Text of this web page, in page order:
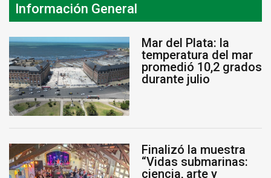
Información General
Mar del Plata: la
temperatura del mar
promedió 10,2 grados
durante julio
Finalizó la muestra
“Vidas submarinas:
ciencia, arte y